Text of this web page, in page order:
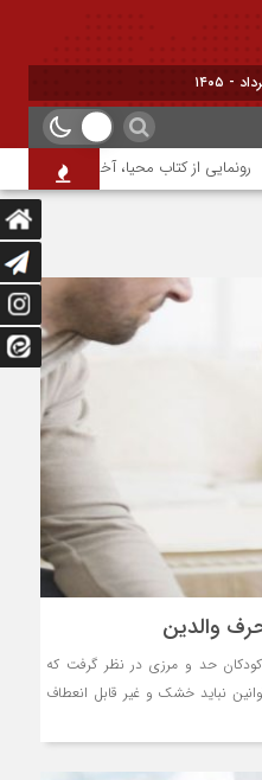
رونمایی از کتاب محیا، آخرین اثر
والدین
کودکان حد و مرزی در نظر گرفت که
نباید خشک و غیر قابل انعطاف